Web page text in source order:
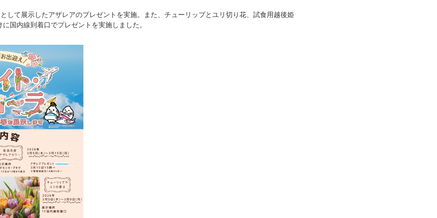
して展示したアザレアのプレゼントを実施。また、チューリップとユリ切り花、試食用越後姫
国内線到着口でプレゼントを実施しました。